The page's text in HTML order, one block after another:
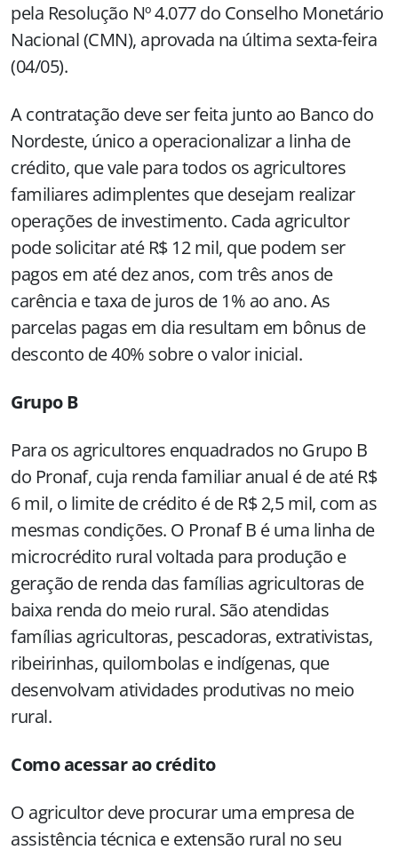
pela Resolução Nº 4.077 do Conselho Monetário
Nacional (CMN), aprovada na última sexta-feira
(04/05).
A contratação deve ser feita junto ao Banco do
Nordeste, único a operacionalizar a linha de
crédito, que vale para todos os agricultores
familiares adimplentes que desejam realizar
operações de investimento. Cada agricultor
pode solicitar até R$ 12 mil, que podem ser
pagos em até dez anos, com três anos de
carência e taxa de juros de 1% ao ano. As
parcelas pagas em dia resultam em bônus de
desconto de 40% sobre o valor inicial.
Grupo B
Para os agricultores enquadrados no Grupo B
do Pronaf, cuja renda familiar anual é de até R$
6 mil, o limite de crédito é de R$ 2,5 mil, com as
mesmas condições. O Pronaf B é uma linha de
microcrédito rural voltada para produção e
geração de renda das famílias agricultoras de
baixa renda do meio rural. São atendidas
famílias agricultoras, pescadoras, extrativistas,
ribeirinhas, quilombolas e indígenas, que
desenvolvam atividades produtivas no meio
rural.
Como acessar ao crédito
O agricultor deve procurar uma empresa de
assistência técnica e extensão rural no seu